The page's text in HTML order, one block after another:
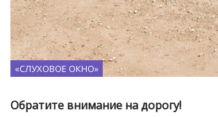
«СЛУХОВОЕ ОКНО»
Обратите внимание на дорогу!